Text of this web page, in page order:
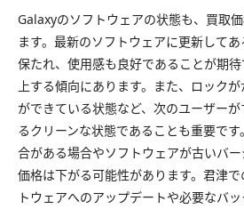
Galaxyのソフトウェアの状態も、買取
ます。最新のソフトウェアに更新して
保たれ、使用感も良好であることが期
上する傾向にあります。また、ロック
ができている状態など、次のユーザー
るクリーンな状態であることも重要で
合がある場合やソフトウェアが古いバ
価格は下がる可能性があります。君津
トウェアへのアップデートや必要なバ